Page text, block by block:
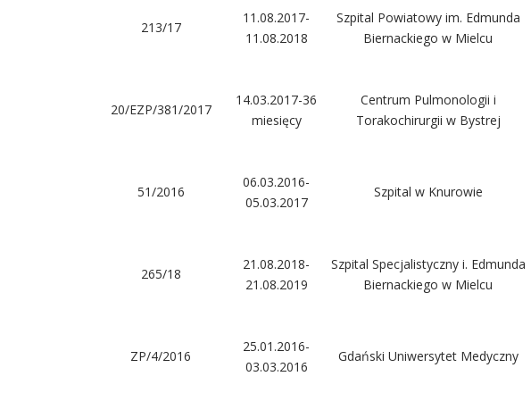
213/17
11.08.2017-
11.08.2018
Szpital Powiatowy im. Edmunda
Biernackiego w Mielcu
20/EZP/381/2017
14.03.2017-36
miesięcy
Centrum Pulmonologii i
Torakochirurgii w Bystrej
51/2016
06.03.2016-
05.03.2017
Szpital w Knurowie
265/18
21.08.2018-
21.08.2019
Szpital Specjalistyczny i. Edmunda
Biernackiego w Mielcu
ZP/4/2016
25.01.2016-
03.03.2016
Gdański Uniwersytet Medyczny